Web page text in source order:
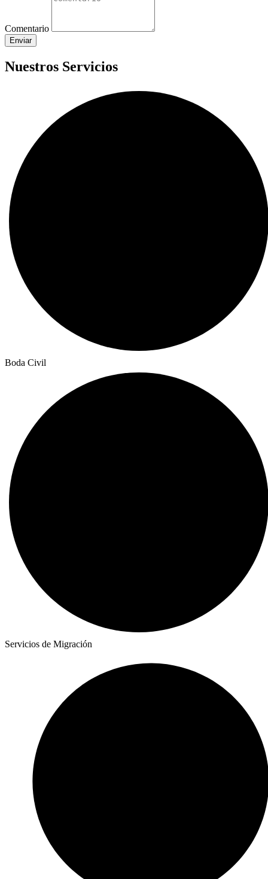
Comentario
Enviar
Nuestros Servicios
Boda Civil
Servicios de Migración